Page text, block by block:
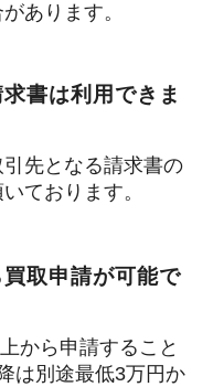
あります。
書は利用できま
先となる請求書の
ております。
取申請が可能で
から申請すること
は別途最低3万円か